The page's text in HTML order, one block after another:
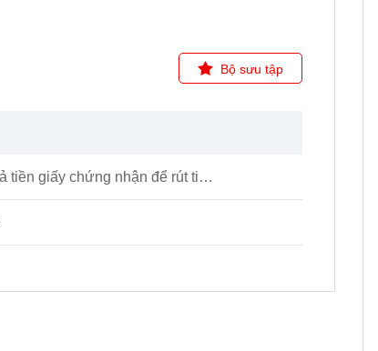
Bộ sưu tập
Meta Trader cố tình làm cho nhà kho trắng tiếp tục trả tiền giấy chứng nhận để rút tiền cảnh sát là vô ích